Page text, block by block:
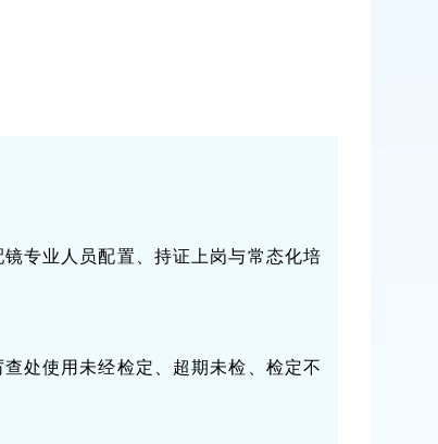
专业人员配置、持证上岗与常态化培
处使用未经检定、超期未检、检定不